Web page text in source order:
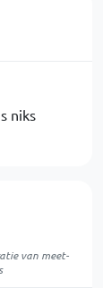
niks
van meet-